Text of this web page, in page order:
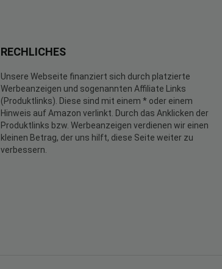
RECHLICHES
Unsere Webseite finanziert sich durch platzierte
Werbeanzeigen und sogenannten Affiliate Links
(Produktlinks). Diese sind mit einem * oder einem
Hinweis auf Amazon verlinkt. Durch das Anklicken der
Produktlinks bzw. Werbeanzeigen verdienen wir einen
kleinen Betrag, der uns hilft, diese Seite weiter zu
verbessern.